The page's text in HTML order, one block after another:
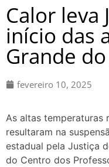
Calor leva
início das
Grande
fevereiro 10, 2025
As altas temperaturas
resultaram na
estadual pela Justiça
do Centro dos